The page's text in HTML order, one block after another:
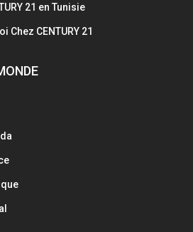
21 en Tunisie
Chez CENTURY 21